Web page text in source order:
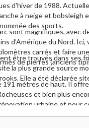
d'hiver de 1988.
à neige et bobsleigh
des sports.
sont magnifiques, avec
d’Amérique du Nord.
carrés et faire
de pierres (anciens
être trouvés dans ses
la plus grande source
Elle a été déclarée
mètres de haut. Il
et bien plus
urbaine et pour
avec le titre de structure